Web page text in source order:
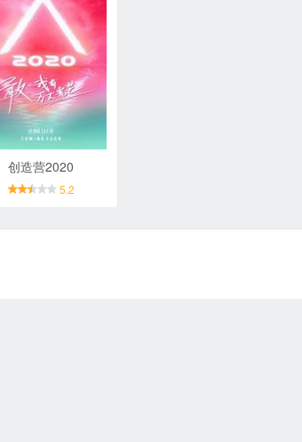
创造营2020
5.2